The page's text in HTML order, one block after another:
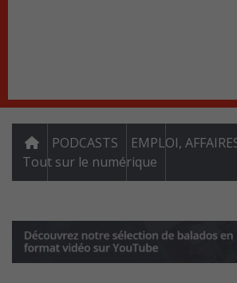
PODCASTS
EMPLOI,
Tout sur le numérique